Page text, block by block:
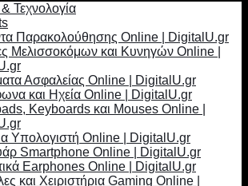
Τεχνολογία
Παρακολούθησης Online | DigitalU.gr
Μελισσοκόμων και Κυνηγών Online |
Ασφαλείας Online | DigitalU.gr
και Ηχεία Online | DigitalU.gr
Keyboards και Mouses Online |
Υπολογιστή Online | DigitalU.gr
Smartphone Online | DigitalU.gr
Earphones Online | DigitalU.gr
και Χειριστήρια Gaming Online |